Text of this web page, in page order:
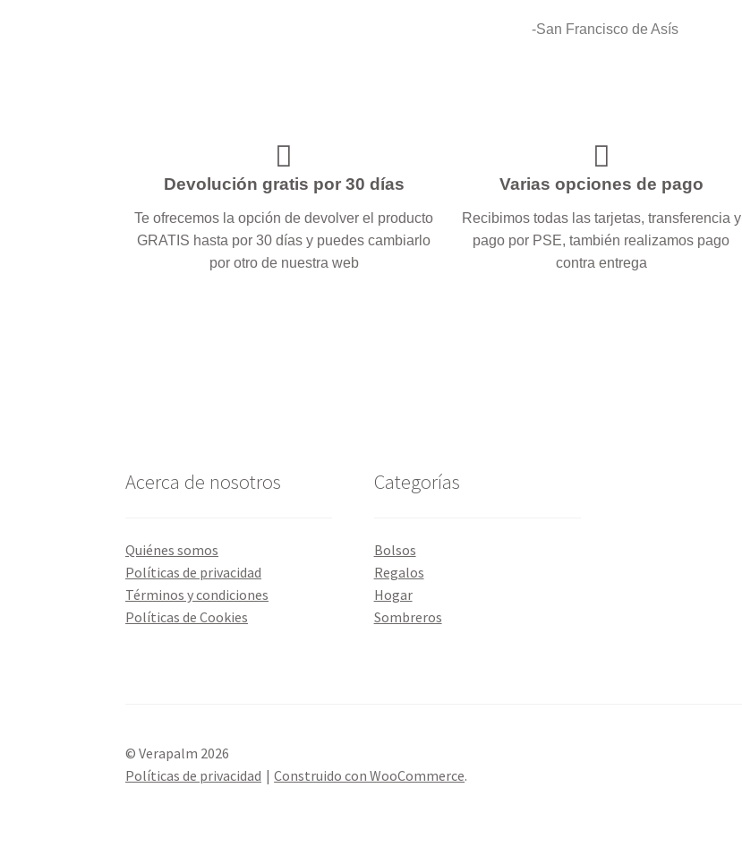
-San Francisco de Asís
Devolución gratis por 30 días
Te ofrecemos la opción de devolver el producto
GRATIS hasta por 30 días y puedes cambiarlo
por otro de nuestra web
Varias opciones de pago
Recibimos todas las tarjetas, transferencia y
pago por PSE, también realizamos pago
contra entrega
Acerca de nosotros
Quiénes somos
Políticas de privacidad
Términos y condiciones
Políticas de Cookies
Categorías
Bolsos
Regalos
Hogar
Sombreros
© Verapalm 2026
Políticas de privacidad
Construido con WooCommerce.